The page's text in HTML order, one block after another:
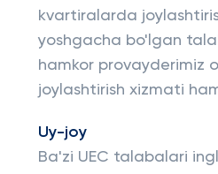
kvartiralarda
yoshgacha bo'lgan
hamkor provayderimiz
joylashtirish xizmati
Uy-joy
Ba'zi UEC talabalari